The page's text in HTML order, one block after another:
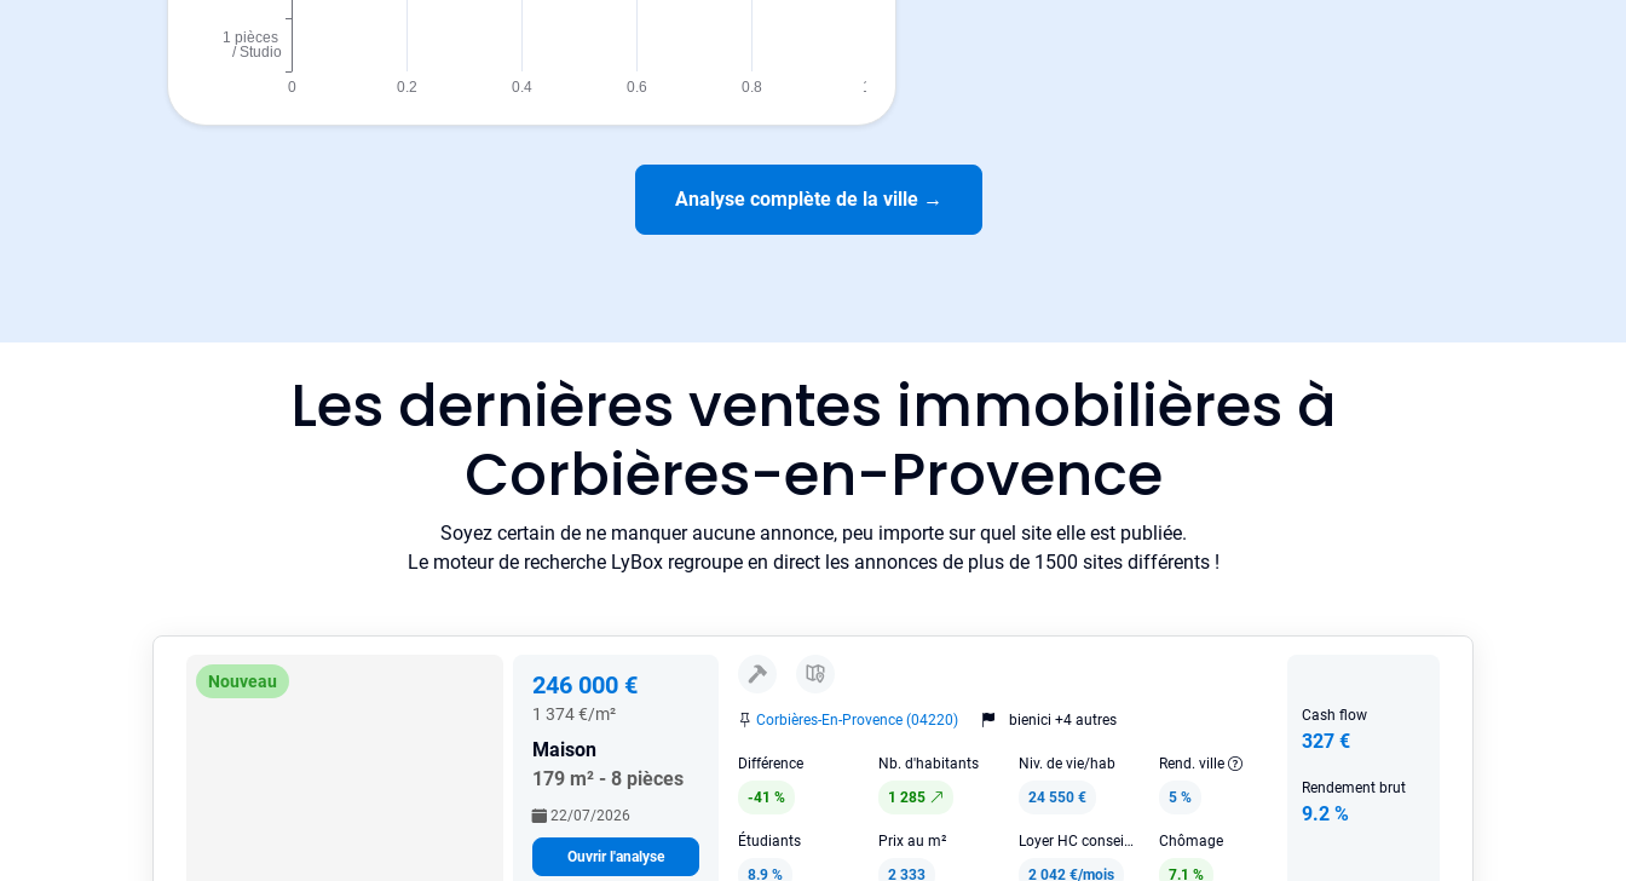
Analyse complète de la ville →
Les dernières ventes immobilières à
Corbières-en-Provence
Soyez certain de ne manquer aucune annonce, peu importe sur quel site elle est publiée.
Le moteur de recherche LyBox regroupe en direct les annonces de plus de 1500 sites différents !
Nouveau 246 000 €
1 374 €/m²
Maison
179 m² - 8 pièces
22/07/2026
Ouvrir l'analyse
Corbières-En-Provence (04220) bienici +4 autres
Différence
-41 %
Nb. d'habitants
1 285
Niv. de vie/hab
24 550 €
Rend. ville
5 %
Étudiants
8.9 %
Prix au m²
2 333
Loyer HC conseillé
2 042 €/mois
Chômage
7.1 %
Cash flow
327 €
Rendement brut
9.2 %